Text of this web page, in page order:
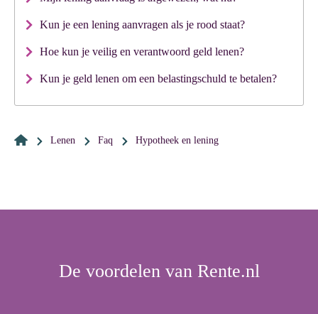
Kun je een lening aanvragen als je rood staat?
Hoe kun je veilig en verantwoord geld lenen?
Kun je geld lenen om een belastingschuld te betalen?
Lenen Faq hypotheek en lening
De voordelen van Rente.nl